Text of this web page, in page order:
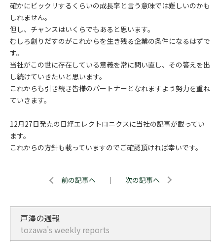
確かにビックリするくらいの成長率と言う意味では難しいのかも
しれません。
但し、チャンスはいくらでもあると思います。
むしろ創りだすのがこれからを生き残る企業の条件になるはずで
す。
当社がこの世に存在している意義を常に問い直し、その答えを出
し続けていきたいと思います。
これからも引き続き皆様のパートナーとなれますよう努力を重ね
ていきます。
12月27日発売の日経エレクトロニクスに当社の記事が載ってい
ます。
これからの方針も載っていますのでご確認頂ければ幸いです。
前の記事へ ｜ 次の記事へ
戸澤の週報
tozawa's weekly reports